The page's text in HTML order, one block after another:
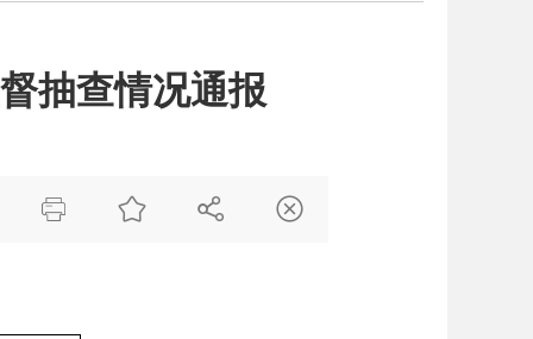
抽查情况通报
   